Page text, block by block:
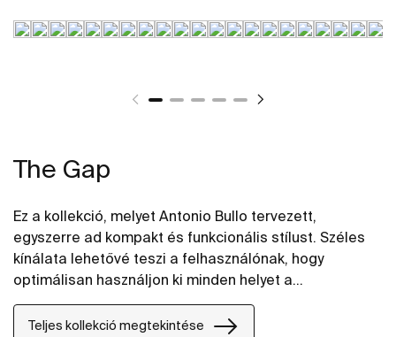
The Gap
Ez a kollekció, melyet Antonio Bullo tervezett,
egyszerre ad kompakt és funkcionális stílust. Széles
kínálata lehetővé teszi a felhasználónak, hogy
optimálisan használjon ki minden helyet a
választássá teszik.
Teljes kollekció megtekintése